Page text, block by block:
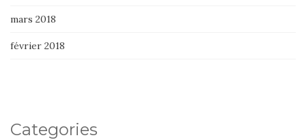
mars 2018
février 2018
Categories